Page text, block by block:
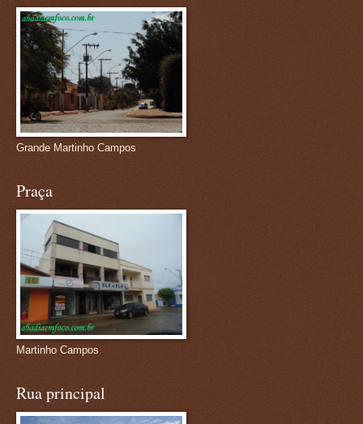
Grande Martinho Campos
Praça
Martinho Campos
Rua principal